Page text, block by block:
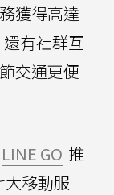
獲得高達
有社群互
交通更便
LINE GO 推
大移動服